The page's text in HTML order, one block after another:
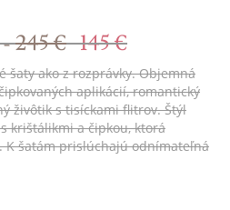
-245 € 145 €
šaty ako z rozprávky. Objemná
aplikácií, romantický
živôtik s tisíckami flitrov. Štýl
krištálikmi a čipkou, ktorá
K šatám prislúchajú odnímateľná